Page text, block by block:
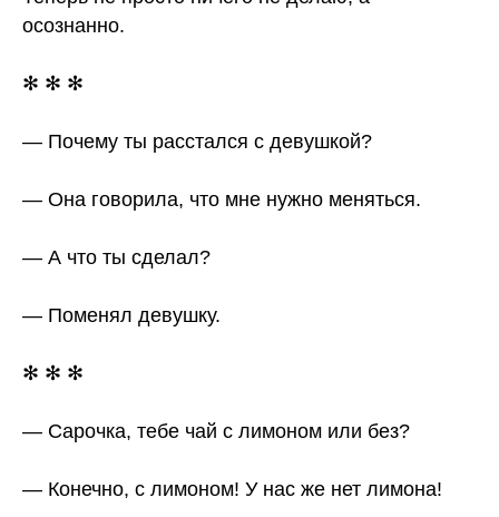
осознанно.
✻ ✻ ✻
— Почему ты расстался с девушкой?
— Она говорила, что мне нужно меняться.
— А что ты сделал?
— Поменял девушку.
✻ ✻ ✻
— Сарочка, тебе чай с лимоном или без?
— Конечно, с лимоном! У нас же нет лимона!